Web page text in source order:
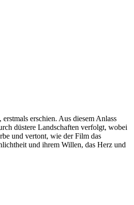
erschien. Aus diesem Anlass
düstere Landschaften verfolgt, wobei
und vertont, wie der Film das
und ihrem Willen, das Herz und